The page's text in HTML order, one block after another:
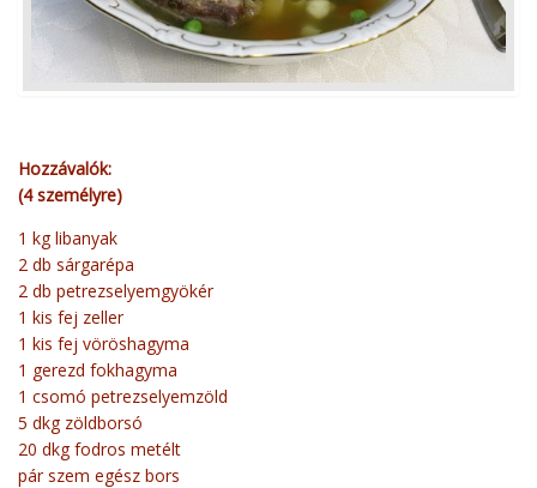
Hozzávalók:
(4 személyre)
1 kg libanyak
2 db sárgarépa
2 db petrezselyemgyökér
1 kis fej zeller
1 kis fej vöröshagyma
1 gerezd fokhagyma
1 csomó petrezselyemzöld
5 dkg zöldborsó
20 dkg fodros metélt
pár szem egész bors